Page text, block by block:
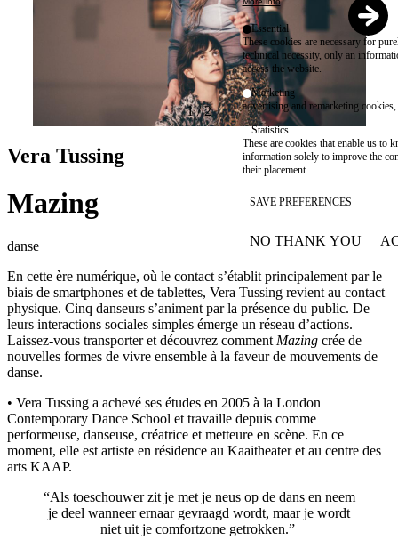
1/2
Vera Tussing
Mazing
danse
En cette ère numérique, où le contact s’établit principalement par le
biais de smartphones et de tablettes, Vera Tussing revient au contact
physique. Cinq danseurs s’animent par la présence du public. De
leurs interactions sociales simples émerge un réseau d’actions.
Laissez-vous transporter et découvrez comment Mazing crée de
nouvelles formes de vivre ensemble à la faveur de mouvements de
danse.
• Vera Tussing a achevé ses études en 2005 à la London
Contemporary Dance School et travaille depuis comme
performeuse, danseuse, créatrice et metteure en scène. En ce
moment, elle est artiste en résidence au Kaaitheater et au centre des
arts KAAP.
“Als toeschouwer zit je met je neus op de dans en neem
je deel wanneer ernaar gevraagd wordt, maar je wordt
niet uit je comfortzone getrokken.”
Essential
These cookies are necessary for
technical necessity, only an
access the website.
Marketing
advertising and remarketing cookies,
Statistics
These are cookies that enable us to
information solely to improve the
their placement.
SAVE PREFERENCES
NO THANK YOU
WITHDRAW